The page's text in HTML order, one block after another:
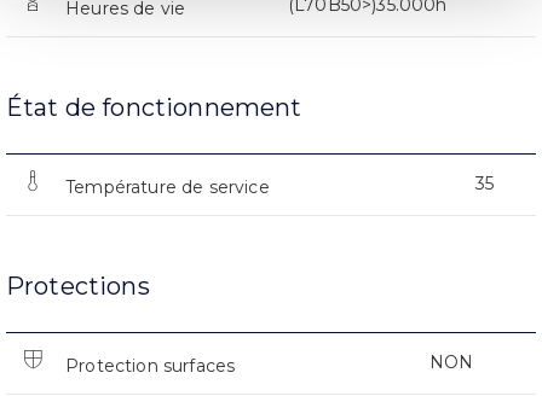
Heures de vie (L70B50>)35.000h
État de fonctionnement
Température de service 35
Protections
Protection surfaces NON